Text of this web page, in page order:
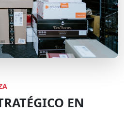
EN